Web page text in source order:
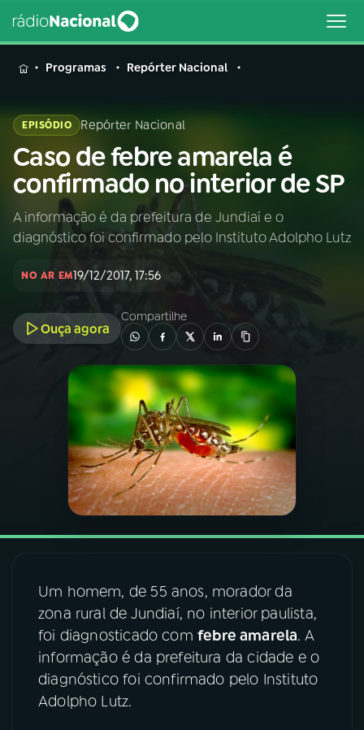
MENU
Buscar
na
Rádio
Nacional
Buscar
AO VIVO
PROGRAMAÇÃO
PROGRAMAS
PODCASTS
07ÚLTIMAS
FESTIVAL DE MÚSICA
Programas Repórter Nacional
EPISÓDIO Repórter Nacional
Caso de febre amarela é
confirmado no interior de SP
A informação é da prefeitura de Jundiaí e o
diagnóstico foi confirmado pelo Instituto Adolpho Lutz
NO AR EM19/12/2017, 17:56
Ouça agora
Compartilhe
Um homem, de 55 anos, morador da
zona rural de Jundiaí, no interior paulista,
foi diagnosticado com febre amarela. A
informação é da prefeitura da cidade e o
diagnóstico foi confirmado pelo Instituto
Adolpho Lutz.